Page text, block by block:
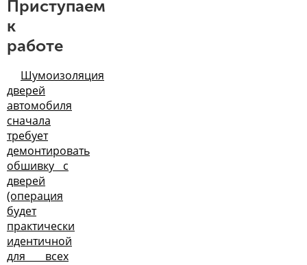
Приступаем
к
работе
Шумоизоляция
дверей
автомобиля
сначала
требует
демонтировать
обшивку с
дверей
(операция
будет
практически
идентичной
для всех